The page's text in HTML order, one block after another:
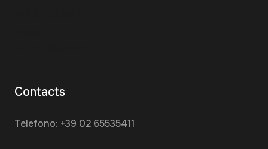
Contacts
Telefono: +39 02 65535411